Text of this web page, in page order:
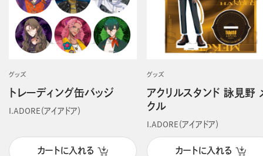
グッズ
トレーディング缶バッジ
I.ADORE（アイアドア）
カートに入れる
グッズ
アクリルスタンド 詠見野
クル
I.ADORE（アイアドア）
カートに入れる